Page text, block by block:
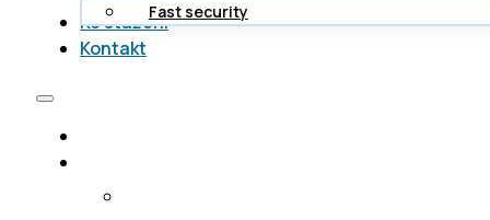
Fast security
Ke stažení
Kontakt